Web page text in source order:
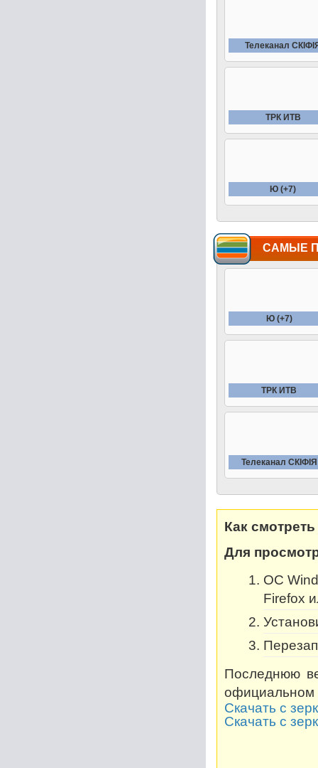
Телеканал
ТРК ИТВ
Ю (+7)
САМЫЕ
Ю (+7)
ТРК ИТВ
Телеканал СКIФIЯ
Как
Для
OC
Firefox
Последнюю
официальном
Скачать с
Скачать с